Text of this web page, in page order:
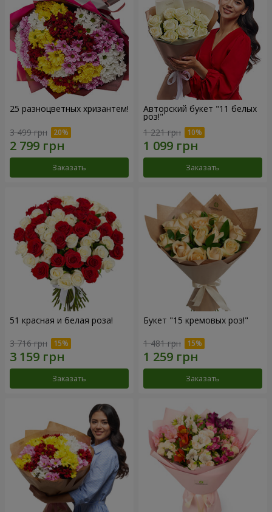
25 разноцветных хризантем!
3 499 грн
Заказать
Авторский букет "11 белых
роз!"
1 221 грн
Заказать
51 красная и белая роза!
3 716 грн
Заказать
Букет "15 кремовых роз!"
1 481 грн
Заказать